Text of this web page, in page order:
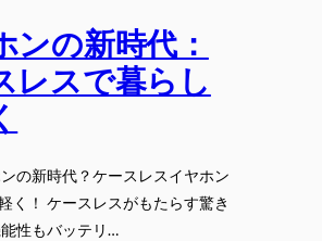
ンの新時代：
レスで暮らし
の新時代？ケースレスイヤホン
く！ ケースレスがもたらす驚き
性もバッテリ…